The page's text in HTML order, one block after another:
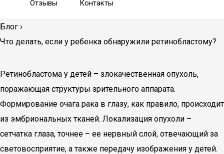
Отзывы Контакты
Блог ›
Что делать, если у ребенка обнаружили ретинобластому?
Ретинобластома у детей – злокачественная опухоль,
поражающая структуры зрительного аппарата.
Формирование очага рака в глазу, как правило, происходит
из эмбриональных тканей. Локализация опухоли –
сетчатка глаза, точнее – ее нервный слой, отвечающий за
световосприятие, а также передачу изображения у детей.